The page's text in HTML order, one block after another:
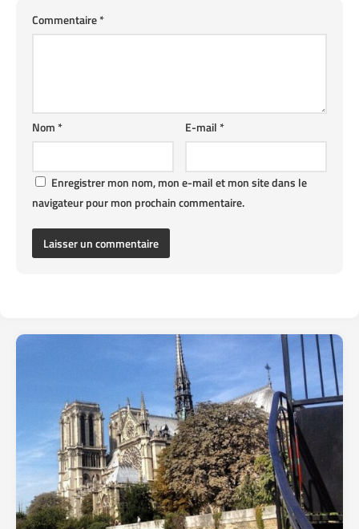
Commentaire*
E-mail*
Nom*
Enregistrer mon nom, mon e-mail et mon site dans le
navigateur pour mon prochain commentaire.